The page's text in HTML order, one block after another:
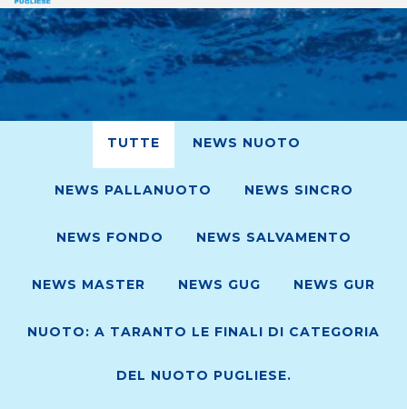
TUTTE NEWS NUOTO
NEWS PALLANUOTO NEWS SINCRO
NEWS FONDO NEWS SALVAMENTO
NEWS MASTER NEWS GUG NEWS GUR
NUOTO: A TARANTO LE FINALI DI CATEGORIA
DEL NUOTO PUGLIESE.